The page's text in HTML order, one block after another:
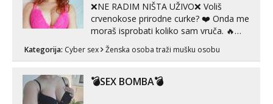
❌NE RADIM NIŠTA UŽIVO❌ Voliš
crvenokose prirodne curke? ❤️ Onda me
moraš isprobati koliko sam vruča.‎ ️‍🔥
MLADA vražica koja ima 100%
prorodne grudi, 💦 Misli su mi uvijek
U mojoj raznolikoj ponudi možeš
Kategorija: Cyber sex Ženska osoba traži mušku osobu
💣SEX BOMBA💣